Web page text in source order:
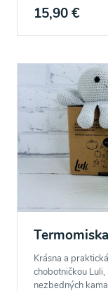
15,90 €
Krásna a
chobotničkou
nezbedných